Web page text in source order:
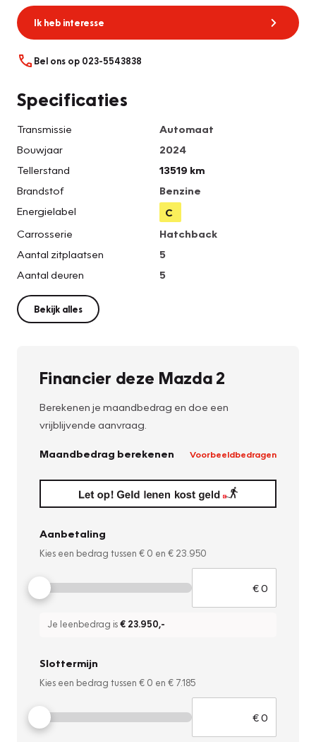
Ik heb interesse
Bel ons op 023-5543838
Specificaties
Transmissie
Automaat
Bouwjaar
2024
Tellerstand
13519 km
Brandstof
Benzine
Energielabel
C
Carrosserie
Hatchback
Aantal zitplaatsen
5
Aantal deuren
5
Bekijk alles
Financier deze Mazda 2
Berekenen je maandbedrag en doe een
vrijblijvende aanvraag.
Maandbedrag berekenen Voorbeeldbedragen
Aanbetaling
Kies een bedrag tussen € 0 en € 23.950
Je leenbedrag is€ 23.950,-
Slottermijn
Kies een bedrag tussen € 0 en € 7.185